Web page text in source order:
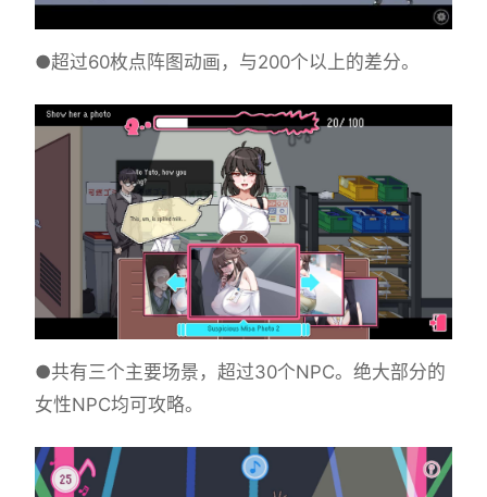
●超过60枚点阵图动画，与200个以上的差分。
●共有三个主要场景，超过30个NPC。绝大部分的
女性NPC均可攻略。